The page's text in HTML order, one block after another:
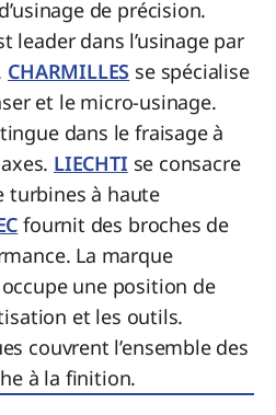
de précision.
leader dans l’usinage par
CHARMILLES se spécialise
et le micro-usinage.
dans le fraisage à
LIECHTI se consacre
turbines à haute
fournit des broches de
La marque
une position de
et les outils.
couvrent l’ensemble des
à la finition.